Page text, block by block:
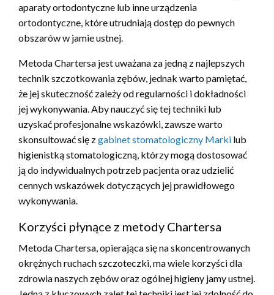
aparaty ortodontyczne lub inne urządzenia
ortodontyczne, które utrudniają dostęp do pewnych
obszarów w jamie ustnej.
Metoda Chartersa jest uważana za jedną z najlepszych
technik szczotkowania zębów, jednak warto pamiętać,
że jej skuteczność zależy od regularności i dokładności
jej wykonywania. Aby nauczyć się tej techniki lub
uzyskać profesjonalne wskazówki, zawsze warto
skonsultować się zgabinet stomatologiczny Marki lub
higienistką stomatologiczną, którzy mogą dostosować
ją do indywidualnych potrzeb pacjenta oraz udzielić
cennych wskazówek dotyczących jej prawidłowego
wykonywania.
Korzyści płynące z metody Chartersa
Metoda Chartersa, opierająca się na skoncentrowanych
okrężnych ruchach szczoteczki, ma wiele korzyści dla
zdrowia naszych zębów oraz ogólnej higieny jamy ustnej.